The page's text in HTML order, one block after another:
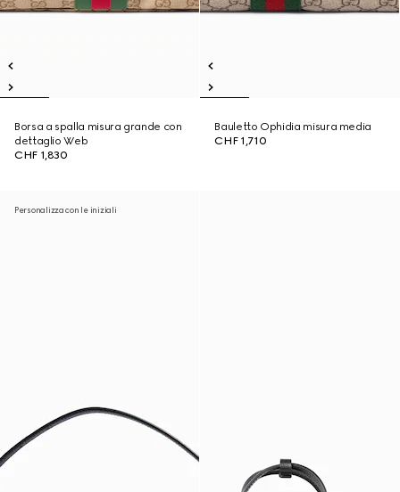
Borsa a spalla misura grande con
dettaglio Web
CHF 1,830
Bauletto Ophidia misura media
CHF 1,710
Personalizza con le iniziali